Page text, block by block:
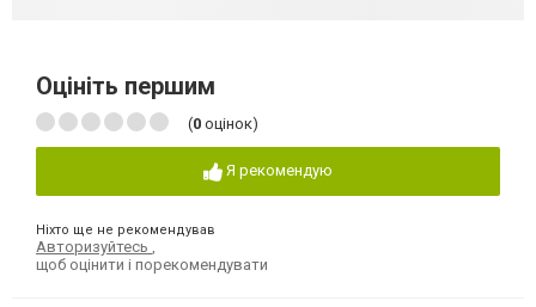
Оцініть першим
(0 оцінок)
Я рекомендую
Ніхто ще не рекомендував
Авторизуйтесь
щоб оцінити і порекомендувати